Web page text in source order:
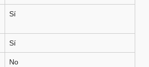
Sí
Sí
No